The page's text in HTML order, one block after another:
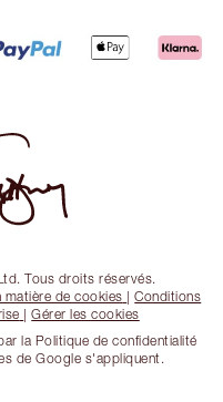
Tous droits réservés.
matière de cookies |Conditions
|Gérer les cookies
la Politique de confidentialité
de Google s'appliquent.